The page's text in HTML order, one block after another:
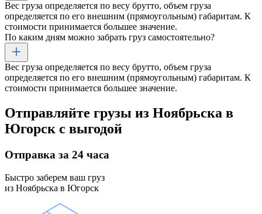
Вес груза определяется по весу брутто, объем груза
определяется по его внешним (прямоугольным) габаритам. К
стоимости принимается большее значение.
По каким дням можно забрать груз самостоятельно?
Вес груза определяется по весу брутто, объем груза
определяется по его внешним (прямоугольным) габаритам. К
стоимости принимается большее значение.
Отправляйте грузы из Ноябрьска в
Югорск с выгодой
Отправка за 24 часа
Быстро заберем ваш груз
из Ноябрьска в Югорск